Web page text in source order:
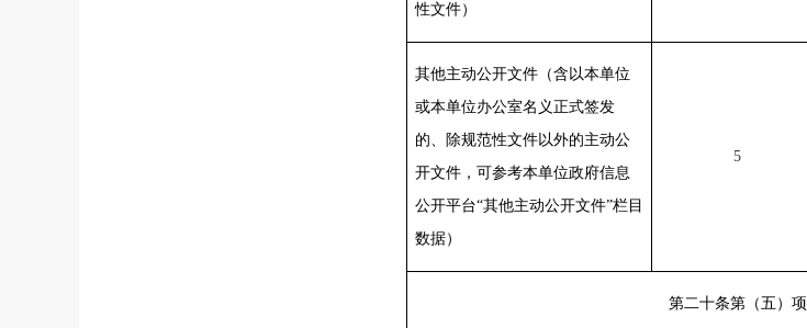
性文件）
其他主动公开文件（含以本单位
或本单位办公室名义正式签发
的、除规范性文件以外的主动公
开文件，可参考本单位政府信息
公开平台“其他主动公开文件”栏目
数据）
5
第二十条第（五）项